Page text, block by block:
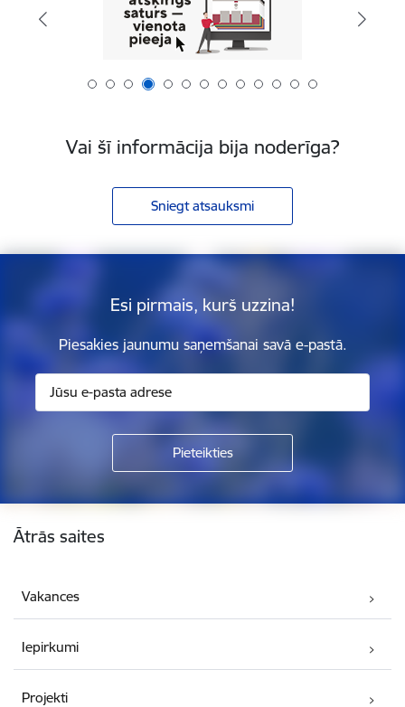
Vai šī informācija bija noderīga?
Sniegt atsauksmi
Esi pirmais, kurš uzzina!
Piesakies jaunumu saņemšanai savā e-pastā.
Kājene
Ātrās saites
Vakances
Iepirkumi
Projekti